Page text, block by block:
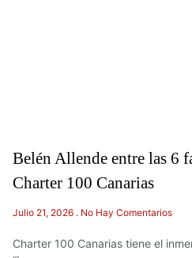
Belén Allende entre las 6
Charter 100 Canarias
Julio 21, 2026 No Hay Comentarios
Charter 100 Canarias tiene el